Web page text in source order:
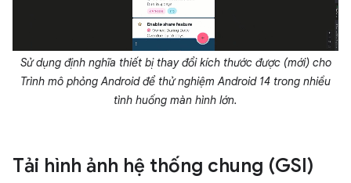
Sử dụng định nghĩa thiết bị thay đổi kích thước được (mới) cho
Trình mô phỏng Android để thử nghiệm Android 14 trong nhiều
tình huống màn hình lớn.
Tải hình ảnh hệ thống chung (GSI)